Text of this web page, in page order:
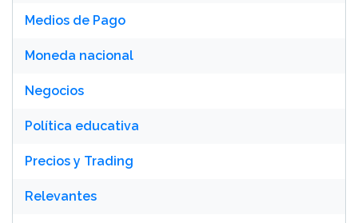
Medios de Pago
Moneda nacional
Negocios
Política educativa
Precios y Trading
Relevantes